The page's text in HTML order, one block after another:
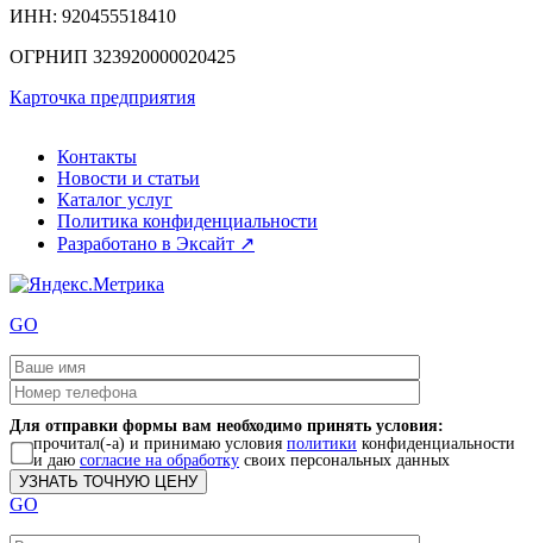
ИНН: 920455518410
ОГРНИП 323920000020425
Карточка предприятия
Контакты
Новости и статьи
Каталог услуг
Политика конфиденциальности
Разработано в Эксайт ↗
GO
Для отправки формы вам необходимо принять условия:
прочитал(-а) и принимаю условия политики конфиденциальности
и даю согласие на обработку своих персональных данных
GO